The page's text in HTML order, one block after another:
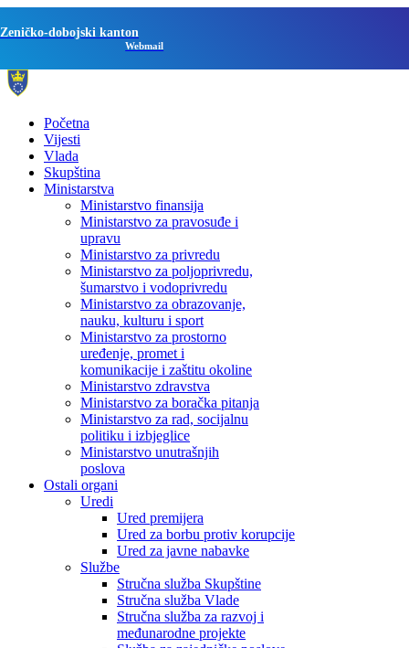
Zeničko-dobojski kanton
Webmail
Početna
Vijesti
Vlada
Skupština
Ministarstva
Ministarstvo finansija
Ministarstvo za pravosuđe i
upravu
Ministarstvo za privredu
Ministarstvo za poljoprivredu,
šumarstvo i vodoprivredu
Ministarstvo za obrazovanje,
nauku, kulturu i sport
Ministarstvo za prostorno
uređenje, promet i
komunikacije i zaštitu okoline
Ministarstvo zdravstva
Ministarstvo za boračka pitanja
Ministarstvo za rad, socijalnu
politiku i izbjeglice
Ministarstvo unutrašnjih
poslova
Ostali organi
Uredi
Ured premijera
Ured za borbu protiv korupcije
Ured za javne nabavke
Službe
Stručna služba Skupštine
Stručna služba Vlade
Stručna služba za razvoj i
međunarodne projekte